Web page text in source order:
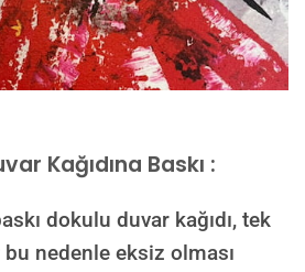
Kağıdına Baskı :
dokulu duvar kağıdı, tek
bu nedenle eksiz olması